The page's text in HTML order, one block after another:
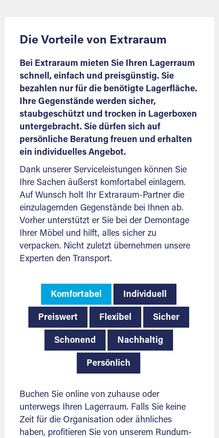
Die Vorteile von Extraraum
Bei Extraraum mieten Sie Ihren Lagerraum
schnell, einfach und preisgünstig. Sie
bezahlen nur für die benötigte Lagerfläche.
Ihre Gegenstände werden sicher,
staubgeschützt und trocken in Lagerboxen
untergebracht. Sie dürfen sich auf
persönliche Beratung freuen und erhalten
ein individuelles Angebot.
Dank unserer Serviceleistungen können Sie
Ihre Sachen äußerst komfortabel einlagern.
Auf Wunsch holt Ihr Extraraum-Partner die
einzulagernden Gegenstände bei Ihnen ab.
Vorher unterstützt er Sie bei der Demontage
Ihrer Möbel und hilft, alles sicher zu
verpacken. Nicht zuletzt übernehmen unsere
Experten den Transport.
Komfortabel Individuell
Preiswert Flexibel Sicher
Schonend Nachhaltig
Persönlich
Buchen Sie online von zuhause oder
unterwegs Ihren Lagerraum. Falls Sie keine
Zeit für die Organisation oder ähnliches
haben, profitieren Sie von unserem Rundum-